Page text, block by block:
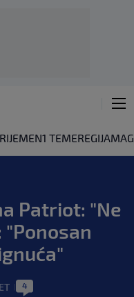
N1 TEMEREGIJA
Patriot: "Ne
"Ponosan
4